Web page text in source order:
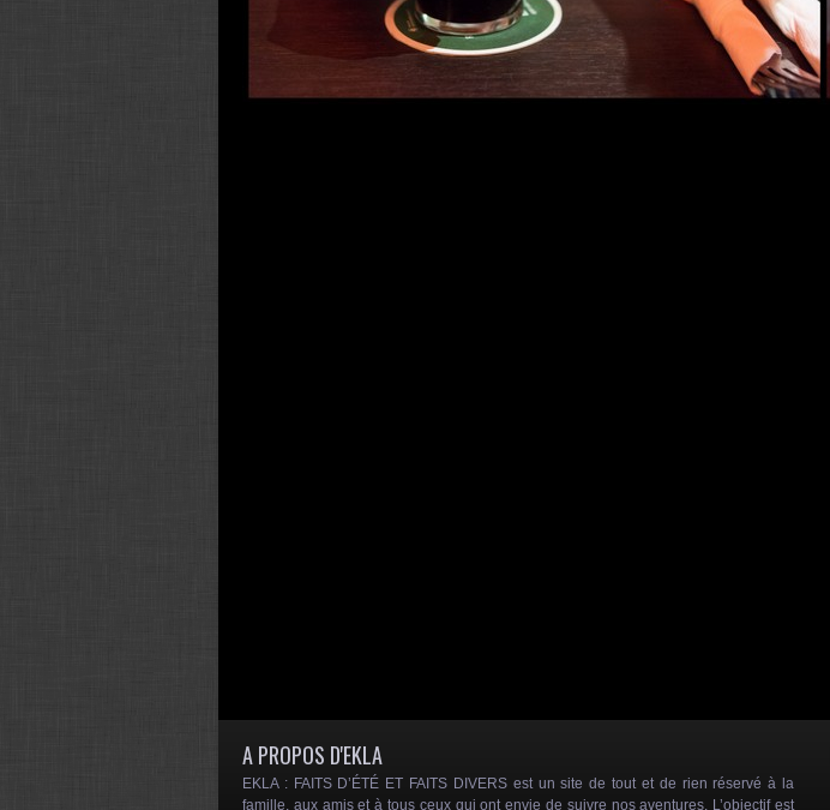
A PROPOS D'EKLA
EKLA : FAITS D’ÉTÉ ET FAITS DIVERS est un site de tout et de rien réservé à la
famille, aux amis et à tous ceux qui ont envie de suivre nos aventures. L’objectif est